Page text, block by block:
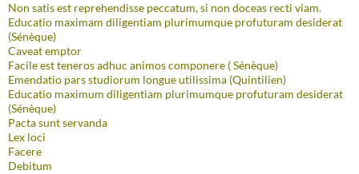
Non satis est reprehendisse peccatum, si non doceas recti viam.
Educatio maximam diligentiam plurimumque profuturam desiderat
(Sénèque)
Caveat emptor
Facile est teneros adhuc animos componere ( Sénèque)
Emendatio pars studiorum longue utilissima (Quintilien)
Educatio maximum diligentiam plurimumque profuturam desiderat
(Sénèque)
Pacta sunt servanda
Lex loci
Facere
Debitum